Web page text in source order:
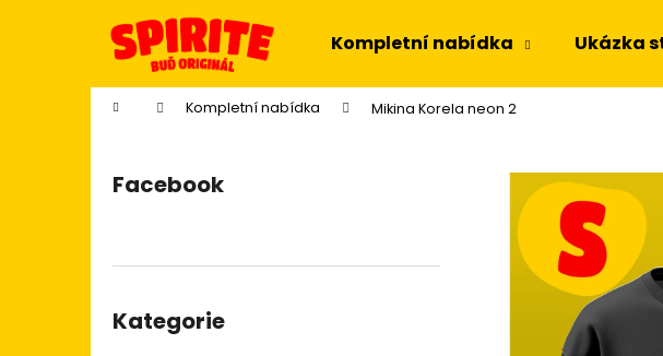
Kompletní nabídka Ukázka
Domů Kompletní nabídka Mikina Korela neon 2
Facebook
kategorie
Kategorie
Zpět
Zpět
Co